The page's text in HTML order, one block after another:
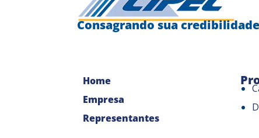
Consagrando sua credibilidade
Home
Empresa
Representantes